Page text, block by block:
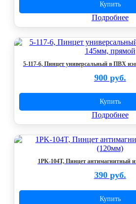
Купить
Подробнее
5-117-6, Пинцет универсальный в ПВХ
900 руб.
Купить
Подробнее
1PK-104T, Пинцет антимагнитный
390 руб.
Купить